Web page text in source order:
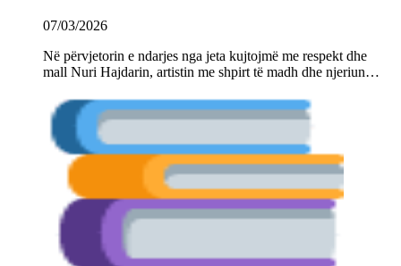
07/03/2026
Në përvjetorin e ndarjes nga jeta kujtojmë me respekt dhe
mall Nuri Hajdarin, artistin me shpirt të madh dhe njeriun…